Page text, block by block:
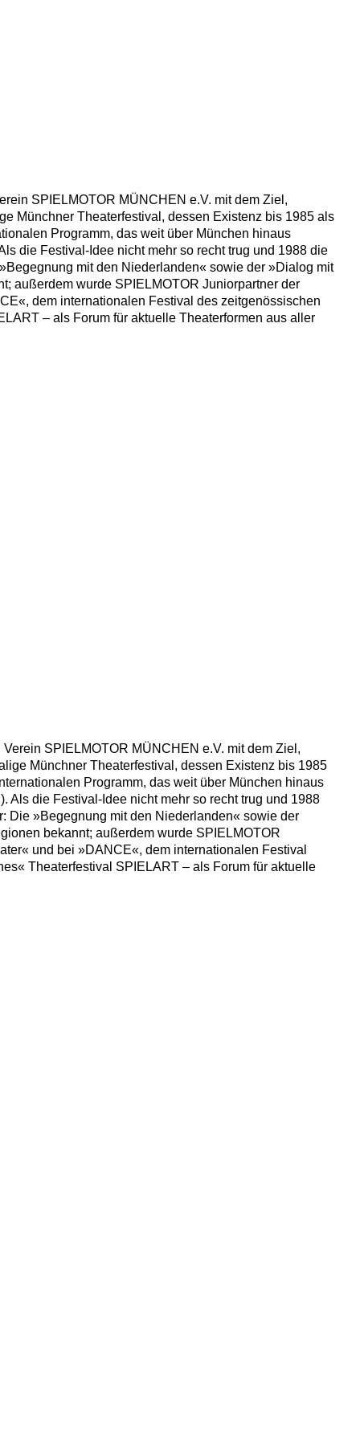
SPIELMOTOR MÜNCHEN e.V. mit dem Ziel,
Münchner Theaterfestival, dessen Existenz bis 1985 als
Programm, das weit über München hinaus
die Festival-Idee nicht mehr so recht trug und 1988 die
mit den Niederlanden« sowie der »Dialog mit
außerdem wurde SPIELMOTOR Juniorpartner der
dem internationalen Festival des zeitgenössischen
– als Forum für aktuelle Theaterformen aus aller
SPIELMOTOR MÜNCHEN e.V. mit dem Ziel,
Münchner Theaterfestival, dessen Existenz bis 1985
Programm, das weit über München hinaus
Als die Festival-Idee nicht mehr so recht trug und 1988
Die »Begegnung mit den Niederlanden« sowie der
bekannt; außerdem wurde SPIELMOTOR
und bei »DANCE«, dem internationalen Festival
Theaterfestival SPIELART – als Forum für aktuelle